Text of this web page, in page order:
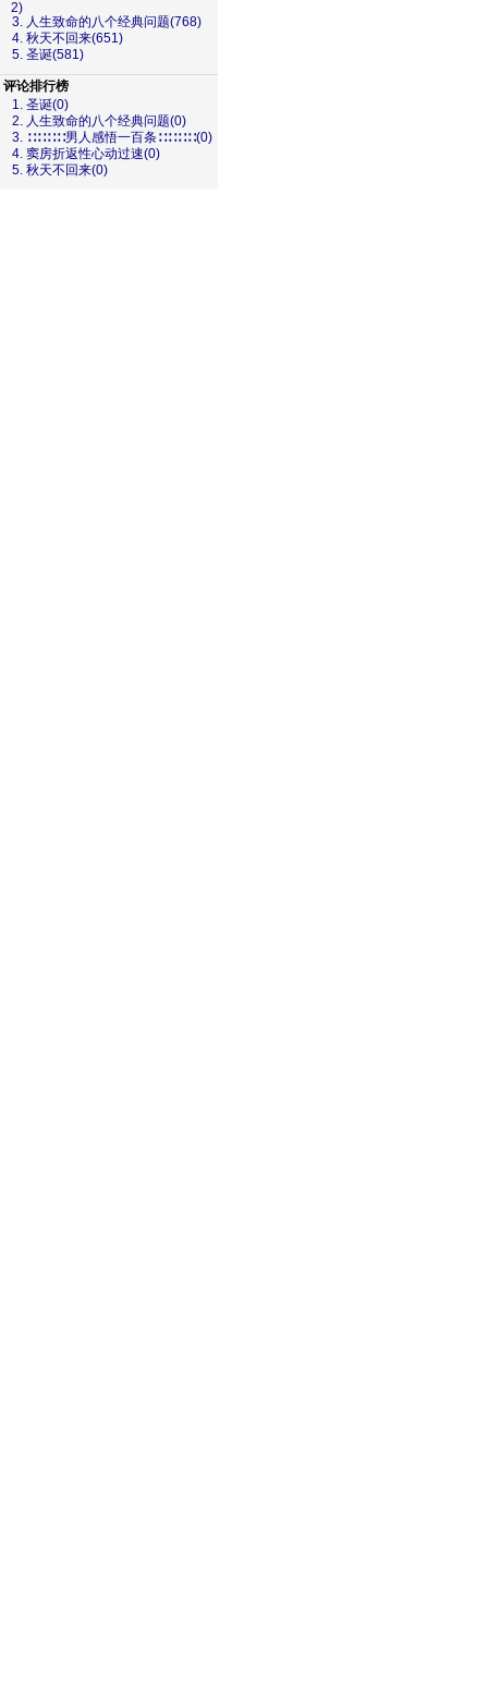
2)
3. 人生致命的八个经典问题(768)
4. 秋天不回来(651)
5. 圣诞(581)
评论排行榜
1. 圣诞(0)
2. 人生致命的八个经典问题(0)
3. ∷∷∷∷男人感悟一百条∷∷∷∷(0)
4. 窦房折返性心动过速(0)
5. 秋天不回来(0)